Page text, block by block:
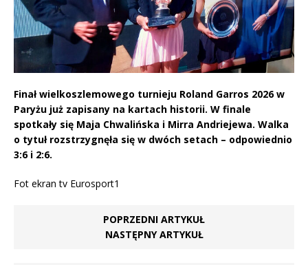
Finał wielkoszlemowego turnieju Roland Garros 2026 w
Paryżu już zapisany na kartach historii. W finale
spotkały się Maja Chwalińska i Mirra Andriejewa. Walka
o tytuł rozstrzygnęła się w dwóch setach – odpowiednio
3:6 i 2:6.
Fot ekran tv Eurosport1
POPRZEDNI ARTYKUŁ
NASTĘPNY ARTYKUŁ